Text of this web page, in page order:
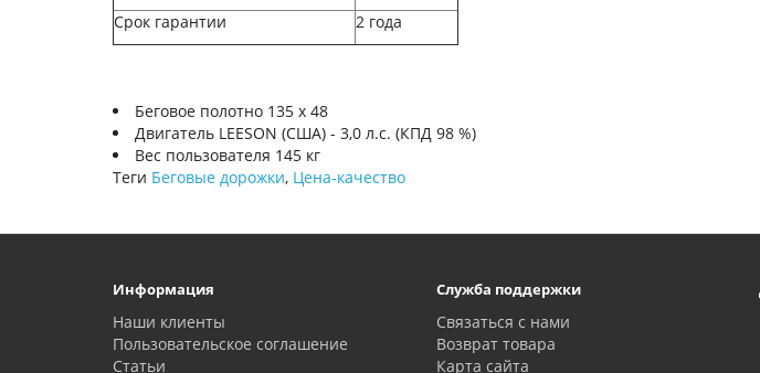
Срок гарантии
2 года
Беговое полотно 135 х 48
Двигатель LEESON (США) - 3,0 л.с. (КПД 98 %)
Вес пользователя 145 кг
Теги Беговые дорожки, Цена-качество
Информация
Наши клиенты
Пользовательское соглашение
Статьи
Служба поддержки
Связаться с нами
Возврат товара
Карта сайта